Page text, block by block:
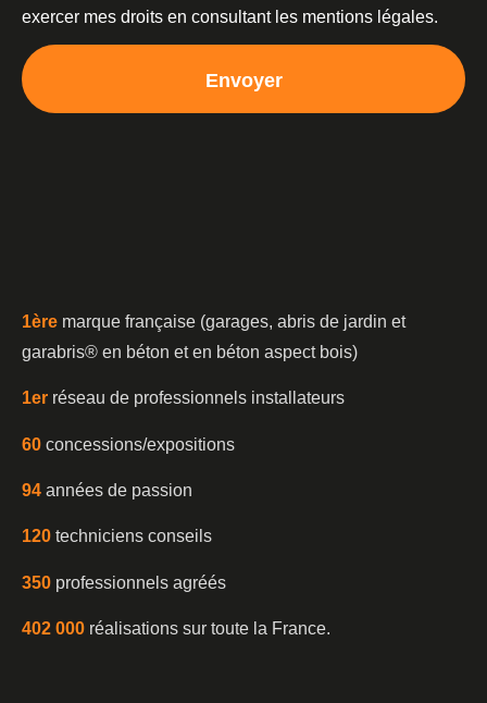
exercer mes droits en consultant les mentions légales.
Envoyer
1ère marque française (garages, abris de jardin et
garabris®️ en béton et en béton aspect bois)
1er réseau de professionnels installateurs
60 concessions/expositions
94 années de passion
120 techniciens conseils
350 professionnels agréés
402 000 réalisations sur toute la France.